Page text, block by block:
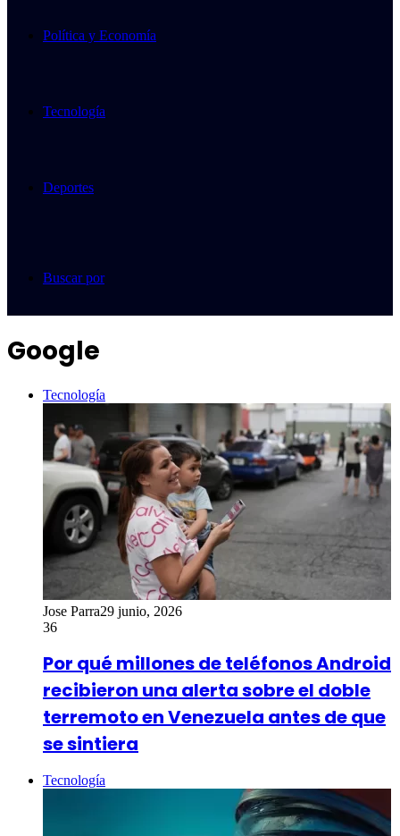
Política y Economía
Tecnología
Deportes
Buscar por
Google
Tecnología
Jose Parra29 junio, 2026
36
Por qué millones de teléfonos Android
recibieron una alerta sobre el doble
terremoto en Venezuela antes de que
se sintiera
Tecnología